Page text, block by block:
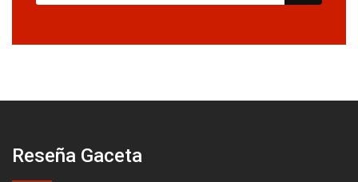
Reseña Gaceta